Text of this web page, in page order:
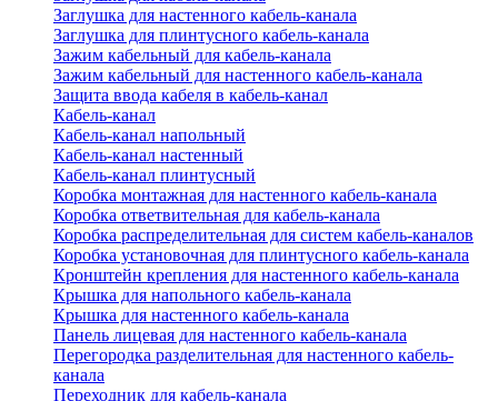
Заглушка для настенного кабель-канала
Заглушка для плинтусного кабель-канала
Зажим кабельный для кабель-канала
Зажим кабельный для настенного кабель-канала
Защита ввода кабеля в кабель-канал
Кабель-канал
Кабель-канал напольный
Кабель-канал настенный
Кабель-канал плинтусный
Коробка монтажная для настенного кабель-канала
Коробка ответвительная для кабель-канала
Коробка распределительная для систем кабель-каналов
Коробка установочная для плинтусного кабель-канала
Кронштейн крепления для настенного кабель-канала
Крышка для напольного кабель-канала
Крышка для настенного кабель-канала
Панель лицевая для настенного кабель-канала
Перегородка разделительная для настенного кабель-
канала
Переходник для кабель-канала